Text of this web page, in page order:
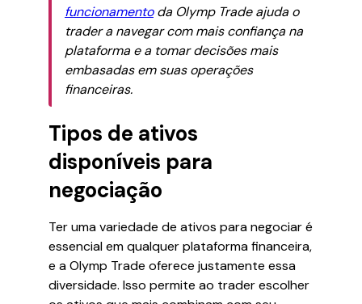
funcionamentoda Olymp Trade ajuda o
trader a navegar com mais confiança na
plataforma e a tomar decisões mais
embasadas em suas operações
financeiras.
Tipos de ativos
disponíveis para
negociação
Ter uma variedade de ativos para negociar é
essencial em qualquer plataforma financeira,
e a Olymp Trade oferece justamente essa
diversidade. Isso permite ao trader escolher